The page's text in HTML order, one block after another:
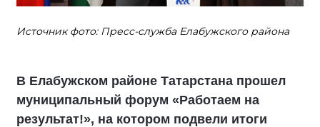
Источник фото: Пресс-служба Елабужского района
В Елабужском районе Татарстана прошел
муниципальный форум «Работаем на
результат!», на котором подвели итоги